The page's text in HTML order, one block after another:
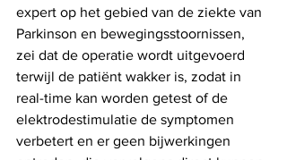
expert op het gebied van de ziekte van
Parkinson en bewegingsstoornissen,
zei dat de operatie wordt uitgevoerd
terwijl de patiënt wakker is, zodat in
real-time kan worden getest of de
elektrodestimulatie de symptomen
verbetert en er geen bijwerkingen